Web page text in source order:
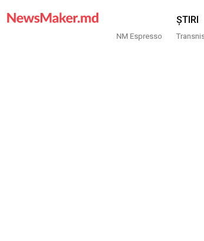
ȘTIRI
NM Espresso